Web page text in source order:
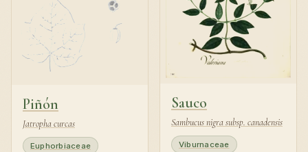
Piñón
Jatropha curcas
Euphorbiaceae
Sauco
Sambucus nigra subsp. canadensis
Viburnaceae